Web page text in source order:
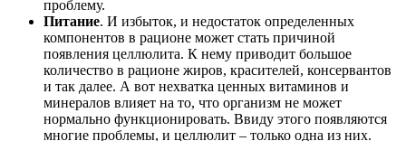
проблему.
Питание. И избыток, и недостаток определенных
компонентов в рационе может стать причиной
появления целлюлита. К нему приводит большое
количество в рационе жиров, красителей, консервантов
и так далее. А вот нехватка ценных витаминов и
минералов влияет на то, что организм не может
нормально функционировать. Ввиду этого появляются
многие проблемы, и целлюлит – только одна из них.